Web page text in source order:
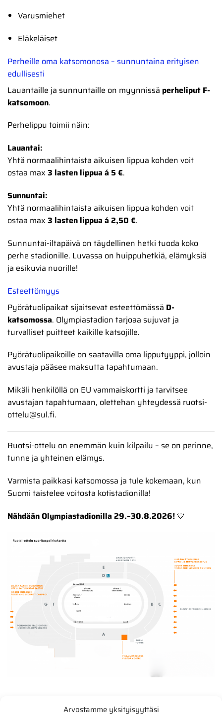
Arvostamme yksityisyyttäsi
Varusmiehet
Eläkeläiset
Perheille oma katsomonosa – sunnuntaina erityisen
edullisesti
Lauantaille ja sunnuntaille on myynnissä perheliput F-
katsomoon.
Perhelippu toimii näin:
Lauantai:
Yhtä normaalihintaista aikuisen lippua kohden voit
ostaa max 3 lasten lippua á 5 €.
Sunnuntai:
Yhtä normaalihintaista aikuisen lippua kohden voit
ostaa max 3 lasten lippua á 2,50 €.
Sunnuntai-iltapäivä on täydellinen hetki tuoda koko
perhe stadionille. Luvassa on huippuhetkiä, elämyksiä
ja esikuvia nuorille!
Esteettömyys
Pyörätuolipaikat sijaitsevat esteettömässä D-
katsomossa. Olympiastadion tarjoaa sujuvat ja
turvalliset puitteet kaikille katsojille.
Pyörätuolipaikoille on saatavilla oma lipputyyppi, jolloin
avustaja pääsee maksutta tapahtumaan.
Mikäli henkilöllä on EU vammaiskortti ja tarvitsee
avustajan tapahtumaan, olettehan yhteydessä ruotsi-
ottelu@sul.fi.
Ruotsi-ottelu on enemmän kuin kilpailu – se on perinne,
tunne ja yhteinen elämys.
Varmista paikkasi katsomossa ja tule kokemaan, kun
Suomi taistelee voitosta kotistadionilla!
Nähdään Olympiastadionilla 29.–30.8.2026! 💙